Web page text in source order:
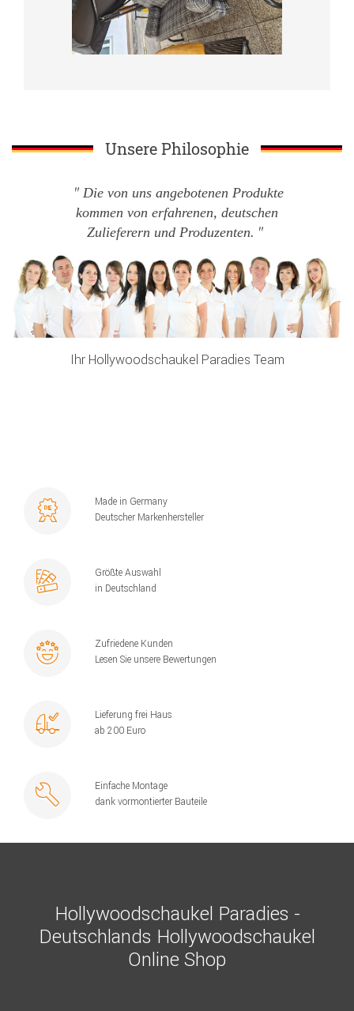
Unsere Philosophie
Die von uns angebotenen Produkte
kommen von erfahrenen, deutschen
Zulieferern und Produzenten.
Ihr Hollywoodschaukel Paradies Team
Made in Germany
Deutscher Markenhersteller
Größte Auswahl
in Deutschland
Zufriedene Kunden
Lesen Sie unsere Bewertungen
Lieferung frei Haus
ab 200 Euro
Einfache Montage
dank vormontierter Bauteile
Hollywoodschaukel Paradies -
Deutschlands Hollywoodschaukel
Online Shop